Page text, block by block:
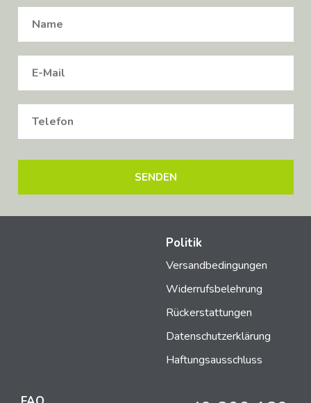
Politik
Versandbedingungen
Widerrufsbelehrung
Rückerstattungen
Datenschutzerklärung
Haftungsausschluss